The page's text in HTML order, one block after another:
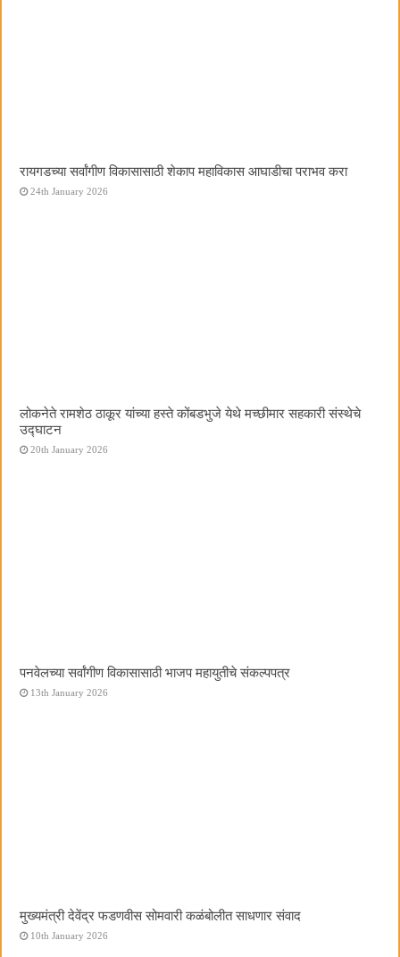
रायगडच्या सर्वांगीण विकासासाठी शेकाप महाविकास आघाडीचा पराभव करा
24th January 2026
लोकनेते रामशेठ ठाकूर यांच्या हस्ते कोंबडभुजे येथे मच्छीमार सहकारी संस्थेचे
उद्घाटन
20th January 2026
पनवेलच्या सर्वांगीण विकासासाठी भाजप महायुतीचे संकल्पपत्र
13th January 2026
मुख्यमंत्री देवेंद्र फडणवीस सोमवारी कळंबोलीत साधणार संवाद
10th January 2026